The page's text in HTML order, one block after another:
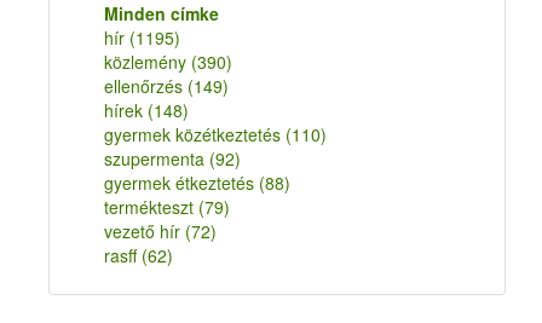
Minden címke
hír (1195)
közlemény (390)
ellenőrzés (149)
hírek (148)
gyermek közétkeztetés (110)
szupermenta (92)
gyermek étkeztetés (88)
termékteszt (79)
vezető hír (72)
rasff (62)